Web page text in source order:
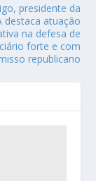
presidente da
destaca atuação
na defesa de
forte e com
republicano